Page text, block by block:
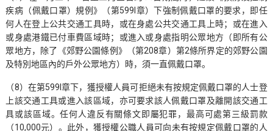
疾病（佩戴口罩）規例》（第599I章）下強制佩戴口罩的要求，即任
何人在登上公共交通工具時，或在身處公共交通工具上時；或在進入
或身處港鐵已付車費區域時；或進入或身處指明公眾地方（即所有公
眾地方，除了《郊野公園條例》（第208章）第2條所界定的郊野公園
及特別地區內的戶外公眾地方）時，須一直佩戴口罩。
（8）在第599I章下，獲授權人員可拒絕未有按規定佩戴口罩的人士登
上該交通工具或進入該區域，亦可要求該人佩戴口罩及離開該交通工
具或該區域。任何人違反有關條文即屬犯罪，最高可處第三級罰款
（10,000元）。此外，獲授權公職人員可向未有按規定佩戴口罩的人